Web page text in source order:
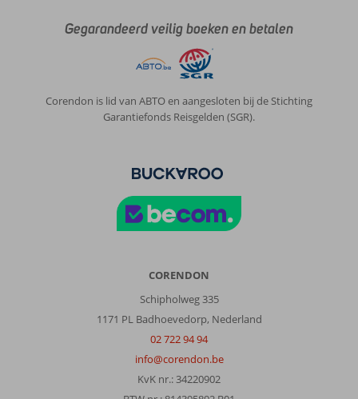
Gegarandeerd veilig boeken en betalen
Corendon is lid van ABTO en aangesloten bij de Stichting
Garantiefonds Reisgelden (SGR).
CORENDON
Schipholweg 335
1171 PL Badhoevedorp, Nederland
02 722 94 94
info@corendon.be
KvK nr.: 34220902